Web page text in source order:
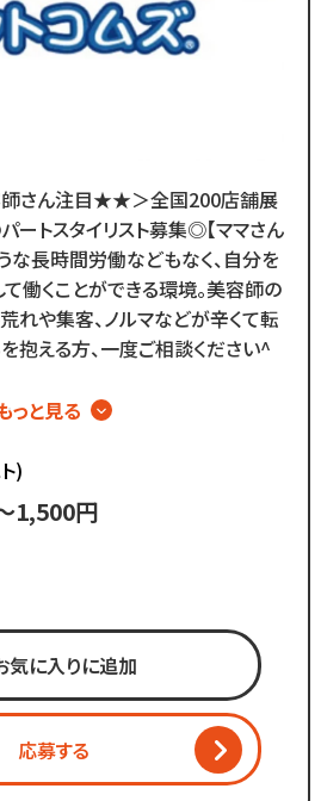
環境です◎
で
内容です♪
なく
ので
手...
師さん注目★★＞全国200店舗展
ートスタイリスト募集◎【ママさん
な長時間労働などもなく、自分を
働くことができる環境。美容師の
れや集客、ノルマなどが辛くて転
抱える方、一度ご相談ください^
OK
心
営
っと見る
)
1,500円
気に入りに追加
応募する